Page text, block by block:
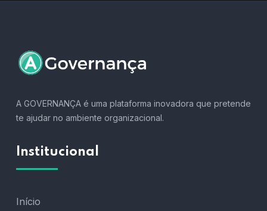
A GOVERNANÇA é uma plataforma inovadora que pretende
te ajudar no ambiente organizacional.
Institucional
Início